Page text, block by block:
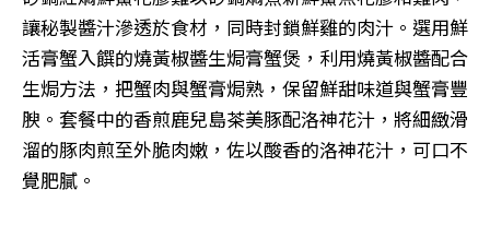
讓秘製醬汁滲透於食材，同時封鎖鮮雞的肉汁。選用鮮
活膏蟹入饌的燒黃椒醬生焗膏蟹煲，利用燒黃椒醬配合
生焗方法，把蟹肉與蟹膏焗熟，保留鮮甜味道與蟹膏豐
腴。套餐中的香煎鹿兒島茶美豚配洛神花汁，將細緻滑
溜的豚肉煎至外脆肉嫩，佐以酸香的洛神花汁，可口不
覺肥膩。